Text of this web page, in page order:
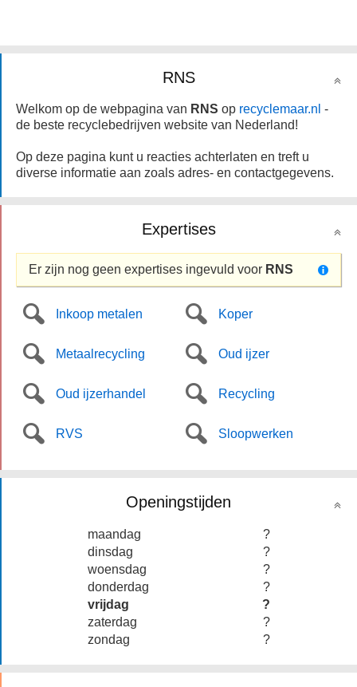
RNS
Welkom op de webpagina van RNS op recyclemaar.nl -
de beste recyclebedrijven website van Nederland!
Op deze pagina kunt u reacties achterlaten en treft u
diverse informatie aan zoals adres- en contactgegevens.
Expertises
Er zijn nog geen expertises ingevuld voor RNS
Inkoop metalen Koper
Metaalrecycling Oud ijzer
Oud ijzerhandel Recycling
RVS Sloopwerken
Openingstijden
maandag
?
dinsdag
?
woensdag
?
donderdag
?
vrijdag
?
zaterdag
?
zondag
?